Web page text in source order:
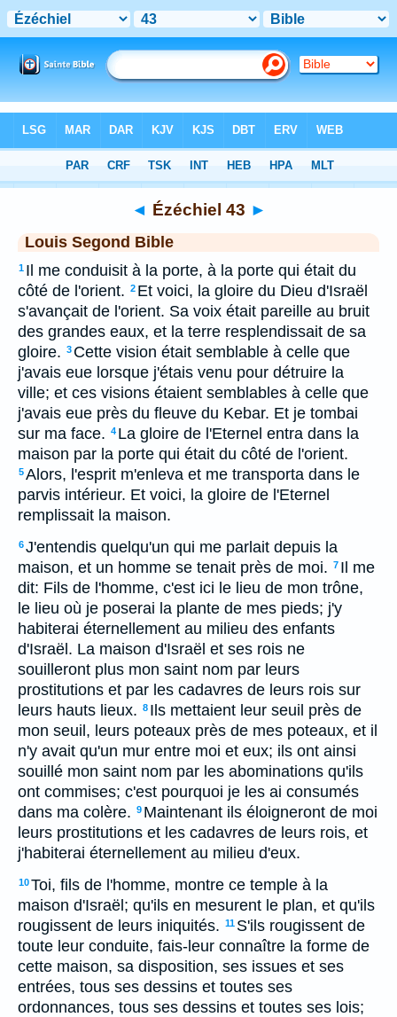
> Ézéchiel 43
◄ Ézéchiel 43 ►
Louis Segond Bible
1 Il me conduisit à la porte, à la porte qui était du
côté de l'orient. 2 Et voici, la gloire du Dieu d'Israël
s'avançait de l'orient. Sa voix était pareille au bruit
des grandes eaux, et la terre resplendissait de sa
gloire. 3 Cette vision était semblable à celle que
j'avais eue lorsque j'étais venu pour détruire la
ville; et ces visions étaient semblables à celle que
j'avais eue près du fleuve du Kebar. Et je tombai
sur ma face. 4 La gloire de l'Eternel entra dans la
maison par la porte qui était du côté de l'orient.
5Alors, l'esprit m'enleva et me transporta dans le
parvis intérieur. Et voici, la gloire de l'Eternel
remplissait la maison.
6J'entendis quelqu'un qui me parlait depuis la
maison, et un homme se tenait près de moi. 7 Il me
dit: Fils de l'homme, c'est ici le lieu de mon trône,
le lieu où je poserai la plante de mes pieds; j'y
habiterai éternellement au milieu des enfants
d'Israël. La maison d'Israël et ses rois ne
souilleront plus mon saint nom par leurs
prostitutions et par les cadavres de leurs rois sur
leurs hauts lieux. 8 Ils mettaient leur seuil près de
mon seuil, leurs poteaux près de mes poteaux, et il
n'y avait qu'un mur entre moi et eux; ils ont ainsi
souillé mon saint nom par les abominations qu'ils
ont commises; c'est pourquoi je les ai consumés
dans ma colère. 9 Maintenant ils éloigneront de moi
leurs prostitutions et les cadavres de leurs rois, et
j'habiterai éternellement au milieu d'eux.
10Toi, fils de l'homme, montre ce temple à la
maison d'Israël; qu'ils en mesurent le plan, et qu'ils
rougissent de leurs iniquités. 11 S'ils rougissent de
toute leur conduite, fais-leur connaître la forme de
cette maison, sa disposition, ses issues et ses
entrées, tous ses dessins et toutes ses
ordonnances, tous ses dessins et toutes ses lois;